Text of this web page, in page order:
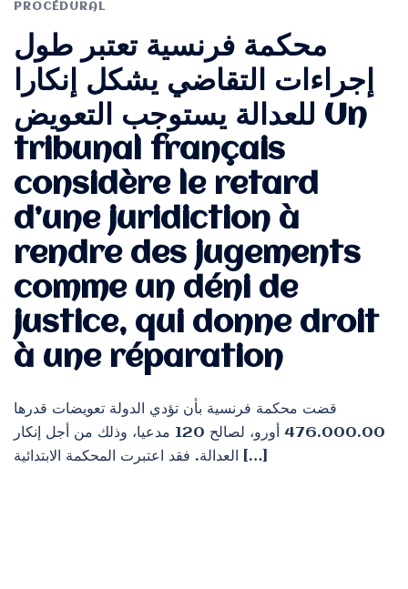
PROCÉDURAL
محكمة فرنسية تعتبر طول
إجراءات التقاضي يشكل إنكارا
للعدالة يستوجب التعويض Un
tribunal français
considère le retard
d’une juridiction à
rendre des jugements
comme un déni de
justice, qui donne droit
à une réparation
قضت محكمة فرنسية بأن تؤدي الدولة تعويضات قدرها
476.000.00 أورو، لصالح 120 مدعيا، وذلك من أجل إنكار
العدالة. فقد اعتبرت المحكمة الابتدائية […]